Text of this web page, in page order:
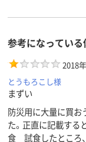
参考になってい
2018
とうもろこし様
まずい
防災用に大量に買お
た。正直に記載する
食 試食したところ